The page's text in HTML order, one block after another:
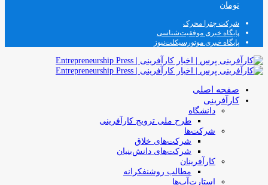
تومان
شرکت چترا محرک
پایگاه خبری موفقیت‌شناسی
پایگاه خبری موتورسیکلت‌نیوز
صفحه اصلی
کارآفرینی
دانشگاه
طرح ملی ترویج کارآفرینی
شرکت‌ها
شرکت‌های خلاق
شرکت‌های دانش‌بنیان
کارآفرینان
مطالب روشنفکرانه
استارت‌آپ‌ها